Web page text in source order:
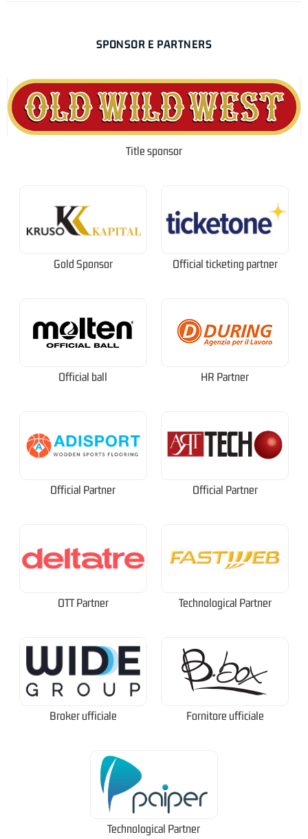
SPONSOR E PARTNERS
Title sponsor
Gold Sponsor Official ticketing partner
Official ball HR Partner
Official Partner Official Partner
OTT Partner Technological Partner
Broker ufficiale Fornitore ufficiale
Technological Partner